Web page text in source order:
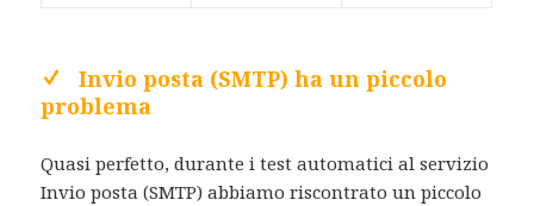
Invio posta (SMTP) ha un piccolo
problema
Quasi perfetto, durante i test automatici al servizio
Invio posta (SMTP) abbiamo riscontrato un piccolo